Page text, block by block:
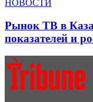
НОВОСТИ
Рынок ТВ в
показателей и